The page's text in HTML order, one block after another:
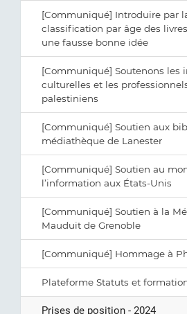
[Communiqué] Introduire par
classification par âge des
une fausse bonne idée
[Communiqué] Soutenons les
culturelles et les
palestiniens
[Communiqué] Soutien aux
médiathèque de Lanester
[Communiqué] Soutien au
l’information aux États-Unis
[Communiqué] Soutien à la
Mauduit de Grenoble
[Communiqué] Hommage à
Plateforme Statuts et
Prises de position - 2024